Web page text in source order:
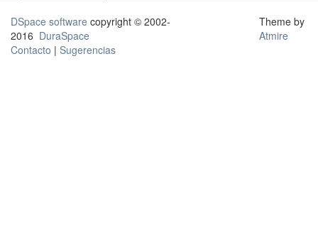
DSpace software copyright © 2002-
2016 DuraSpace
Contacto | Sugerencias
Theme by
Atmire